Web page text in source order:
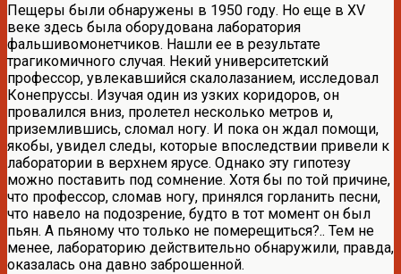
Пещеры были обнаружены в 1950 году. Но еще в XV
веке здесь была оборудована лаборатория
фальшивомонетчиков. Нашли ее в результате
трагикомичного случая. Некий университетский
профессор, увлекавшийся скалолазанием, исследовал
Конепруссы. Изучая один из узких коридоров, он
провалился вниз, пролетел несколько метров и,
приземлившись, сломал ногу. И пока он ждал помощи,
якобы, увидел следы, которые впоследствии привели к
лаборатории в верхнем ярусе. Однако эту гипотезу
можно поставить под сомнение. Хотя бы по той причине,
что профессор, сломав ногу, принялся горланить песни,
что навело на подозрение, будто в тот момент он был
пьян. А пьяному что только не померещиться?.. Тем не
менее, лабораторию действительно обнаружили, правда,
оказалась она давно заброшенной.